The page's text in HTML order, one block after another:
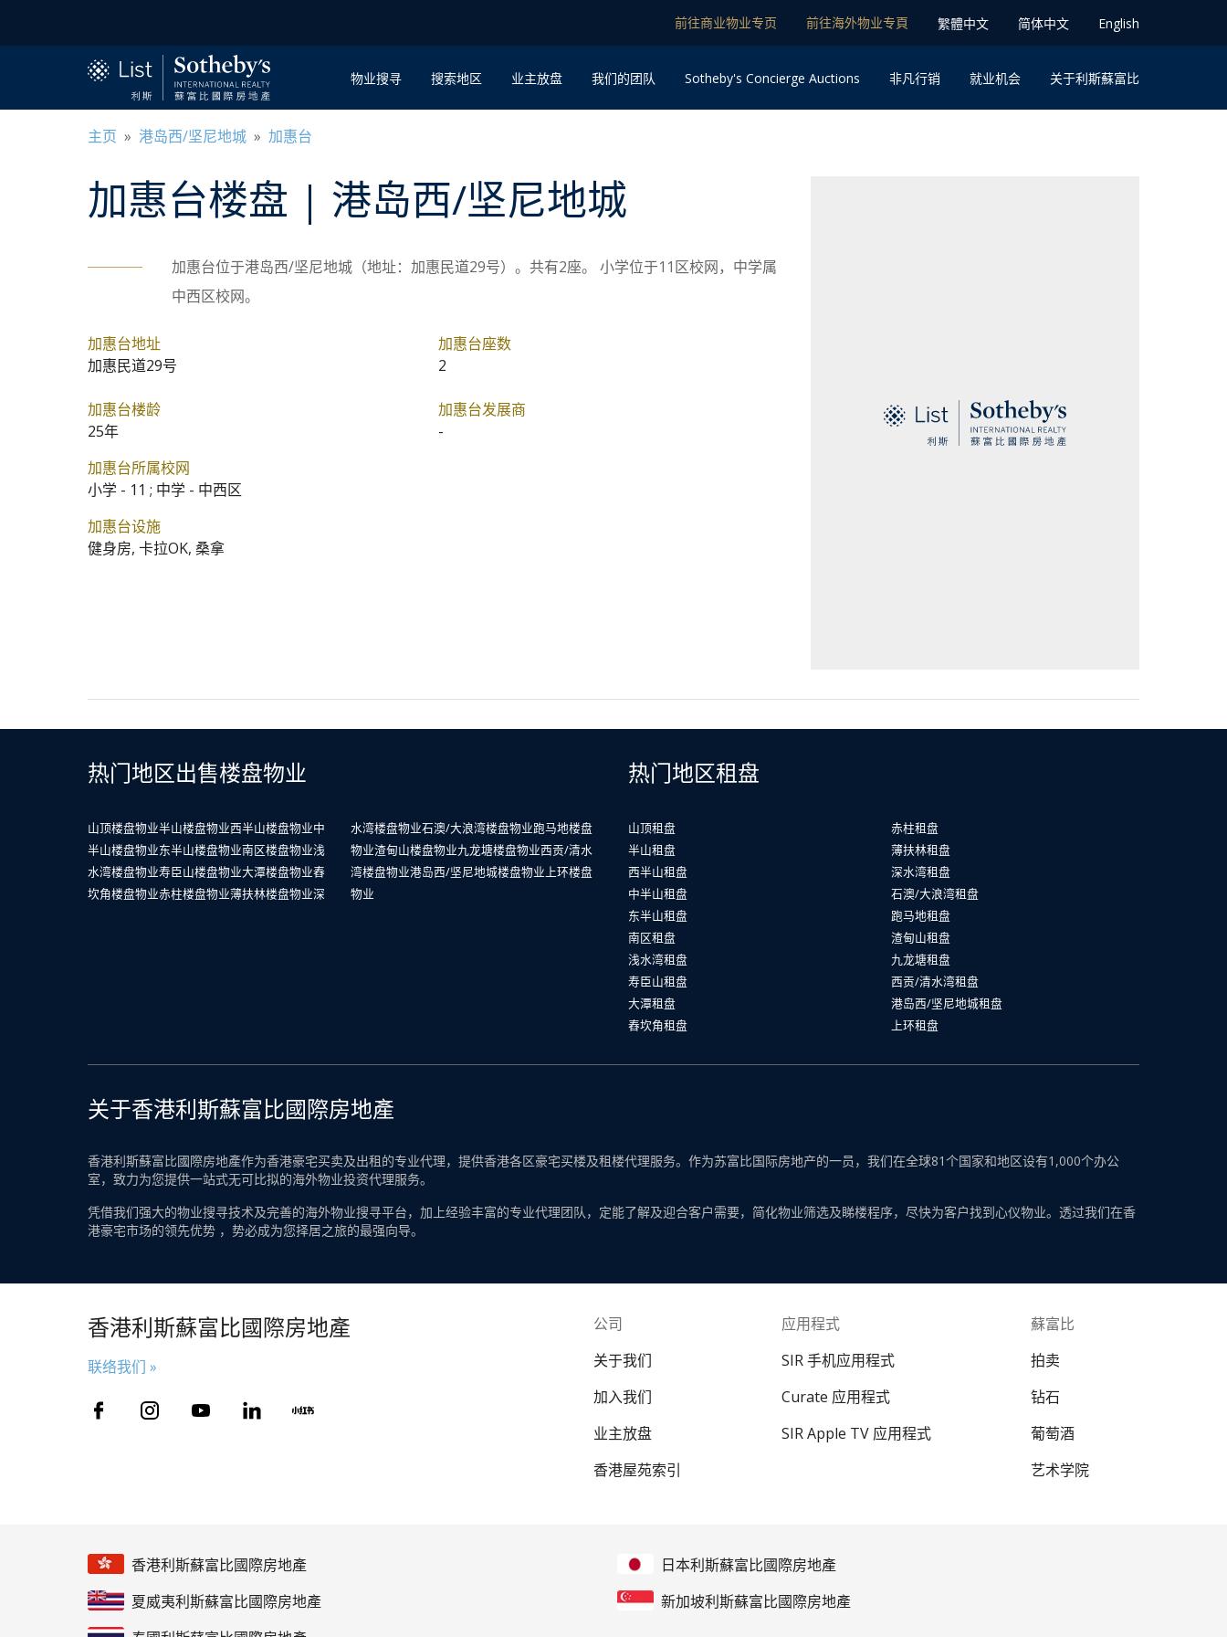
前往商业物业专页 前往海外物业专⾴ 䌓體中文 简体中⽂ English
物业搜寻 搜索地区 业主放盘 我们的团队 Sotheby's Concierge Auctions ⾮凡⾏销 就业机会 关于利斯蘇富比
主页 » 港岛西/坚尼地城 » 加惠台
加惠台楼盘 | 港岛西/坚尼地城
加惠台位于港岛西/坚尼地城（地址：加惠民道29号）。共有2座。 小学位于11区校网，中学属
中西区校网。
加惠台地址
加惠民道29号
加惠台座数
2
加惠台楼龄
25年
加惠台发展商
-
加惠台所属校网
小学 - 11 ; 中学 - 中西区
加惠台设施
健身房, 卡拉OK, 桑拿
热门地区出售楼盘物业
山顶楼盘物业半山楼盘物业西半山楼盘物业中
半山楼盘物业东半山楼盘物业南区楼盘物业浅
水湾楼盘物业寿臣山楼盘物业大潭楼盘物业舂
坎角楼盘物业赤柱楼盘物业薄扶林楼盘物业深
水湾楼盘物业石澳/大浪湾楼盘物业跑马地楼盘
物业渣甸山楼盘物业九龙塘楼盘物业西贡/清水
湾楼盘物业港岛西/坚尼地城楼盘物业 上环楼盘
物业
热门地区租盘
山顶租盘
半山租盘
西半山租盘
中半山租盘
东半山租盘
南区租盘
浅水湾租盘
寿臣山租盘
大潭租盘
舂坎角租盘
赤柱租盘
薄扶林租盘
深水湾租盘
石澳/大浪湾租盘
跑马地租盘
渣甸山租盘
九龙塘租盘
西贡/清水湾租盘
港岛西/坚尼地城租盘
上环租盘
关于香港利斯蘇富比國際房地產
香港利斯蘇富比國際房地產作为香港豪宅买卖及出租的专业代理，提供香港各区豪宅买楼及租楼代理服务。作为苏富比国际房地产的一员，我们在全球81个国家和地区设有1,000个办公
室，致力为您提供一站式无可比拟的海外物业投资代理服务。
凭借我们强大的物业搜寻技术及完善的海外物业搜寻平台，加上经验丰富的专业代理团队，定能了解及迎合客户需要，简化物业筛选及睇楼程序，尽快为客户找到心仪物业。透过我们在香
港豪宅市场的领先优势 ，势必成为您择居之旅的最强向导。
香港利斯蘇富比國際房地產
联络我们 »
公司
关于我们
加入我们
业主放盘
香港屋苑索引
应用程式
SIR 手机应用程式
Curate 应用程式
SIR Apple TV 应用程式
蘇富比
拍卖
钻石
葡萄酒
艺术学院
香港利斯蘇富比國際房地產
日本利斯蘇富比國際房地產
夏威夷利斯蘇富比國際房地產
新加坡利斯蘇富比國際房地產